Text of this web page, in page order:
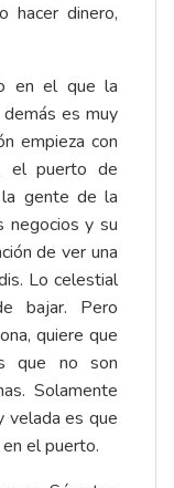
hacer dinero,
en el que la
es muy
empieza con
el puerto de
gente de la
negocios y su
de ver una
Lo celestial
bajar. Pero
quiere que
que no son
Solamente
velada es que
el puerto.